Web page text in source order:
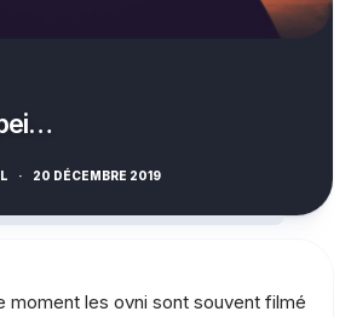
· 20 DÉCEMBRE 2019
moment les ovni sont souvent filmé